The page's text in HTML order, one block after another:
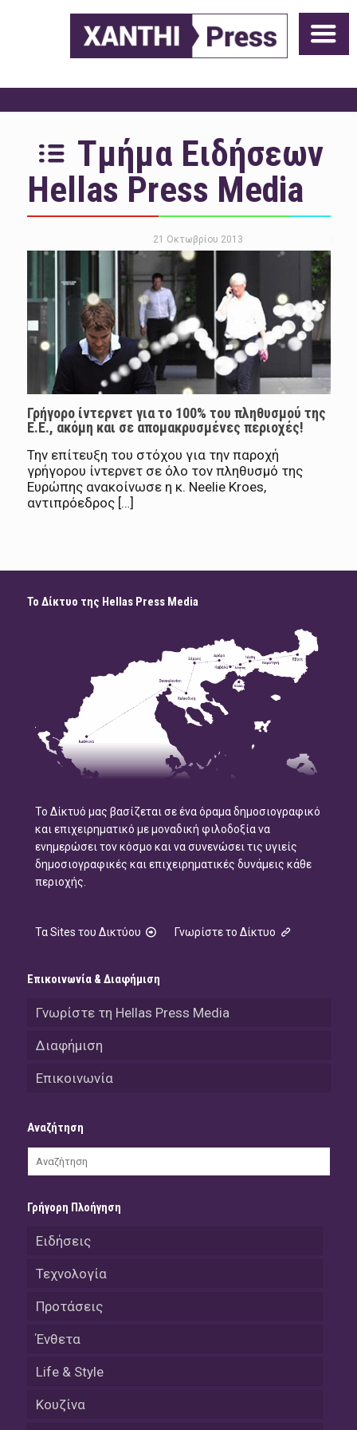
Τμήμα Ειδήσεων
Hellas Press Media
21 Οκτωβρίου 2013
Γρήγορο ίντερνετ για το 100% του πληθυσμού της
Ε.Ε., ακόμη και σε απομακρυσμένες περιοχές!
Την επίτευξη του στόχου για την παροχή
γρήγορου ίντερνετ σε όλο τον πληθυσμό της
Ευρώπης ανακοίνωσε η κ. Neelie Kroes,
αντιπρόεδρος […]
Το Δίκτυο της Hellas Press Media
Το Δίκτυό μας βασίζεται σε ένα όραμα δημοσιογραφικό
και επιχειρηματικό με μοναδική φιλοδοξία να
ενημερώσει τον κόσμο και να συνενώσει τις υγιείς
δημοσιογραφικές και επιχειρηματικές δυνάμεις κάθε
περιοχής.
Τα Sites του Δικτύου Γνωρίστε το Δίκτυο
Επικοινωνία & Διαφήμιση
Γνωρίστε τη Hellas Press Media
Διαφήμιση
Επικοινωνία
Αναζήτηση
Γρήγορη Πλοήγηση
Ειδήσεις
Τεχνολογία
Προτάσεις
Ένθετα
Life & Style
Κουζίνα